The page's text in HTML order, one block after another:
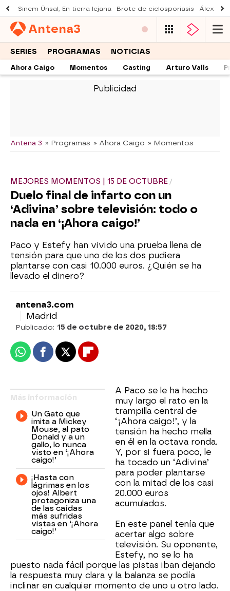
Sinem Ünsal, En tierra lejana Brote de ciclosporiasis Álex
Antena3
SERIES PROGRAMAS NOTICIAS
Ahora Caigo Momentos Casting Arturo Valls
-
Antena 3 » Programas » Ahora Caigo » Momentos
MEJORES MOMENTOS | 15 DE OCTUBRE
Duelo final de infarto con un
‘Adivina’ sobre televisión: todo o
nada en ‘¡Ahora caigo!’
Paco y Estefy han vivido una prueba llena de
tensión para que uno de los dos pudiera
plantarse con casi 10.000 euros. ¿Quién se ha
llevado el dinero?
antena3.com
Madrid
Publicado: 15 de octubre de 2020, 18:57
WhatsappFacebook
X Flipboard
Más información
Un Gato que
imita a Mickey
Mouse, al pato
Donald y a un
gallo, lo nunca
visto en ‘¡Ahora
caigo!’
¡Hasta con
lágrimas en los
ojos! Albert
protagoniza una
de las caídas
más sufridas
vistas en ‘¡Ahora
caigo!’
A Paco se le ha hecho
muy largo el rato en la
trampilla central de
‘¡Ahora caigo!’, y la
tensión ha hecho mella
en él en la octava ronda.
Y, por si fuera poco, le
ha tocado un ‘Adivina’
para poder plantarse
con la mitad de los casi
20.000 euros
acumulados.
En este panel tenía que
acertar algo sobre
televisión. Su oponente,
Estefy, no se lo ha
puesto nada fácil porque las pistas iban dejando
la respuesta muy clara y la balanza se podía
inclinar en cualquier momento de uno u otro lado.